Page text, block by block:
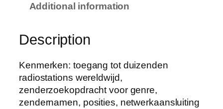
Additional information
Description
Kenmerken: toegang tot duizenden
radiostations wereldwijd,
zenderzoekopdracht voor genre,
zendernamen, posities, netwerkaansluiting